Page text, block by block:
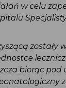
w celu
zostały
biorąc